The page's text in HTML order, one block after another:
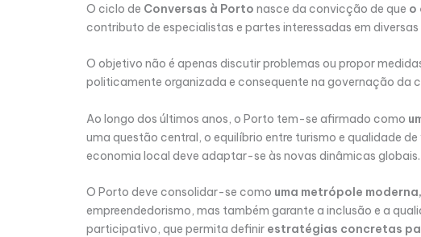
O ciclo de Conversas à Porto nasce da convicção de que o
contributo de especialistas e partes interessadas em diversas
O objetivo não é apenas discutir problemas ou propor
politicamente organizada e consequente na governação da
Ao longo dos últimos anos, o Porto tem-se afirmado como
uma questão central, o equilíbrio entre turismo e qualidade
economia local deve adaptar-se às novas dinâmicas
O Porto deve consolidar-se como uma metrópole
empreendedorismo, mas também garante a inclusão e a
participativo, que permita definir estratégias concretas